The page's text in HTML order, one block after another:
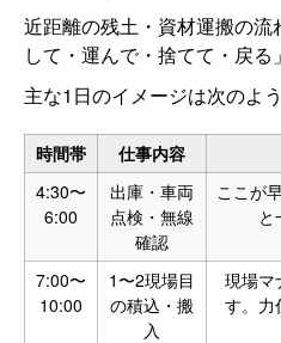
近距離の残土・資材運搬の
して・運んで・捨てて・戻る
主な1日のイメージは次のよ
時間帯 仕事内容
4:30〜
6:00
出庫・車両
点検・無線
確認
ここが
と
7:00〜
10:00
1〜2現場目
の積込・搬
入
現場マ
す。力